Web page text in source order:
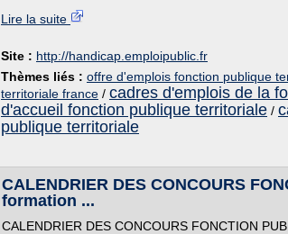
Lire la suite
Site : http://handicap.emploipublic.fr
Thèmes liés : offre d'emplois fonction publique
territoriale france / cadres d'emplois de la
d'accueil fonction publique territoriale /
publique territoriale
CALENDRIER DES CONCOURS
formation ...
CALENDRIER DES CONCOURS FONCTION